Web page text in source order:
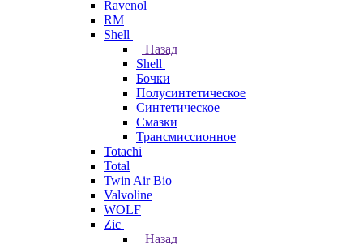
Ravenol
RM
Shell
Назад
Shell
Бочки
Полусинтетическое
Синтетическое
Смазки
Трансмиссионное
Totachi
Total
Twin Air Bio
Valvoline
WOLF
Zic
Назад